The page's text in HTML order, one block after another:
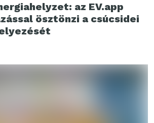
az EV.app
ösztönzi a csúcsidei